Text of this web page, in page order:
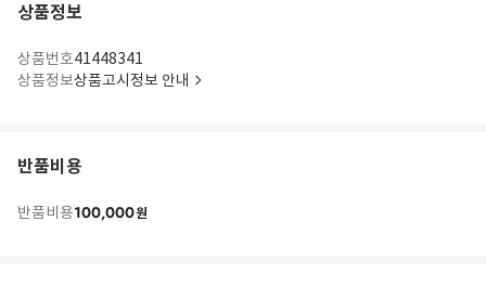
상품정보
상품번호41448341
상품정보상품고시정보 안내
반품비용
반품비용100,000원